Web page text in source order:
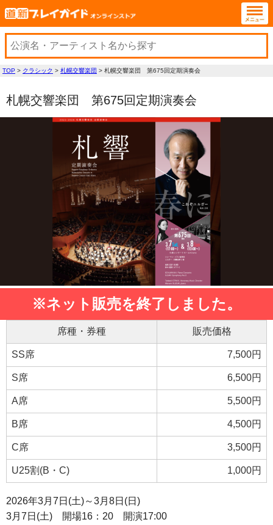
TOP > クラシック > 札幌交響楽団 > 札幌交響楽団 第675回定期演奏会
札幌交響楽団 第675回定期演奏会
※ネット販売を終了しました。
席種・券種 販売価格
SS席 7,500円
S席 6,500円
A席 5,500円
B席 4,500円
C席 3,500円
U25割(B・C) 1,000円
2026年3月7日(土)～3月8日(日)
3月7日(土) 開場16：20 開演17:00